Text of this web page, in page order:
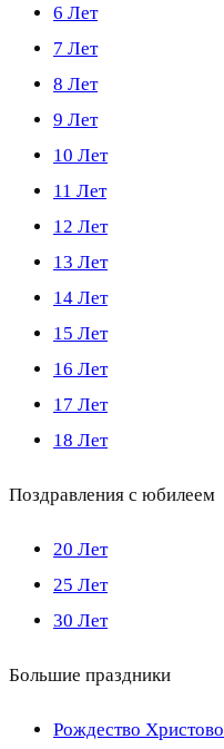
6 Лет
7 Лет
8 Лет
9 Лет
10 Лет
11 Лет
12 Лет
13 Лет
14 Лет
15 Лет
16 Лет
17 Лет
18 Лет
Поздравления с юбилеем
20 Лет
25 Лет
30 Лет
Большие праздники
Рождество Христово